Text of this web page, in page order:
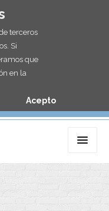
terceros
Si
que
en la
Acepto